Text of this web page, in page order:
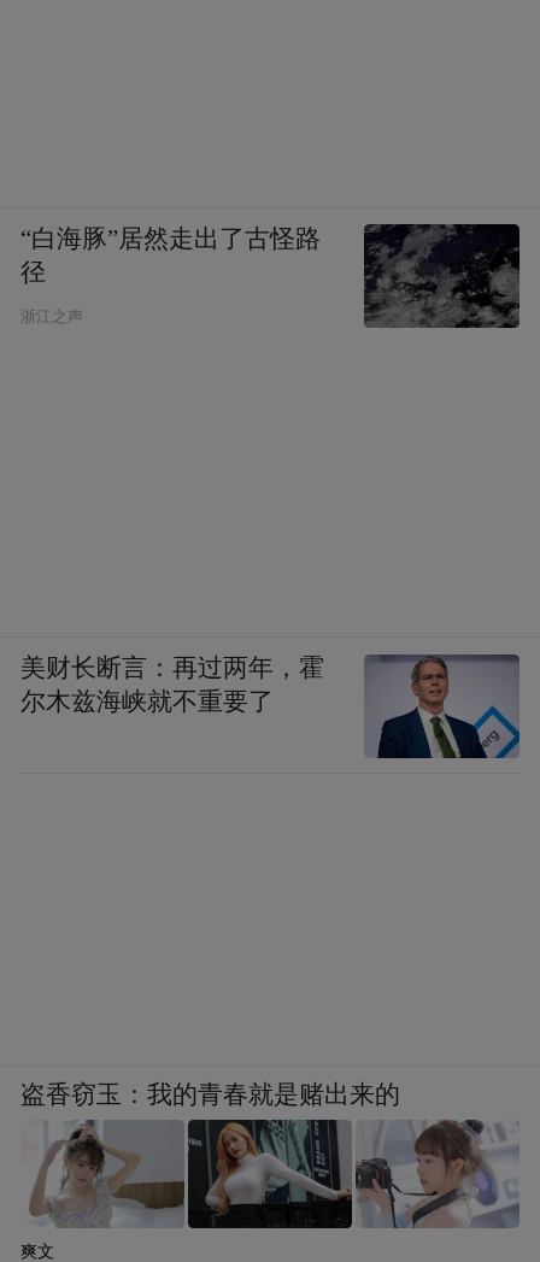
更新试点项目，地处南京老城东南隅，东、
南两侧与明城墙近邻，项目总用地面积约1.9
公顷，含有光宅寺、周处读书台两处市级文
“白海豚”居然走出了古怪路
径
浙江之声
美财长断言：再过两年，霍
尔木兹海峡就不重要了
盗香窃玉：我的青春就是赌出来的
爽文